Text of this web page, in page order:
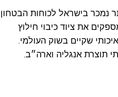
נמכר בישראל לכוחות הבטחון
אנו מספקים את ציוד כיבוי חילוץ
שקיים בשוק העולמי.
תוצרת אנגליה וארה״ב.